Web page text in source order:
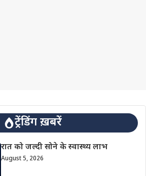
ट्रेंडिंग ख़बरें
रात को जल्दी सोने के स्वास्थ्य लाभ
August 5, 2026